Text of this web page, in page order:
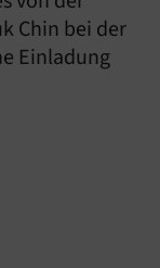
Chin bei der
Einladung